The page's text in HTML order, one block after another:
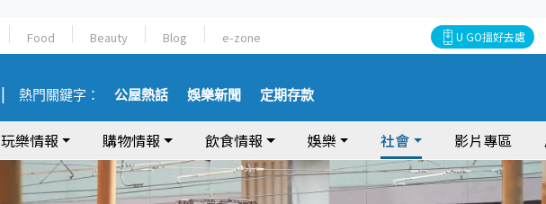
Food Beauty Blog e-zone U GO搵好去處
熱門關鍵字： 公屋熱話 娛樂新聞 定期存款
玩樂情報 購物情報 飲食情報 娛樂 社會 影片專區